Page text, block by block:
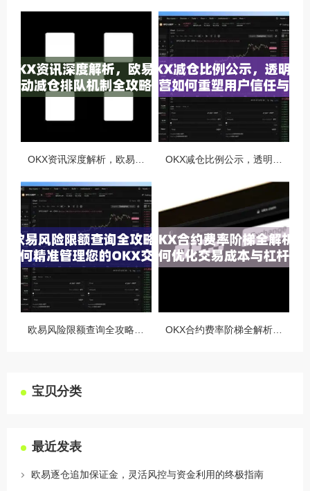
宝贝分类
最近发表
欧易逐仓追加保证金，灵活风控与资金利用的终极指南